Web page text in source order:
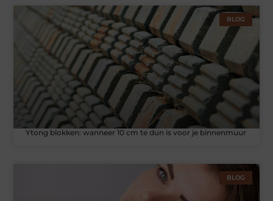
BLOG
Ytong blokken: wanneer 10 cm te dun is voor je binnenmuur
BLOG